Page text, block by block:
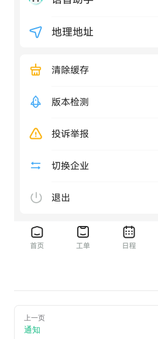
上一页
通知